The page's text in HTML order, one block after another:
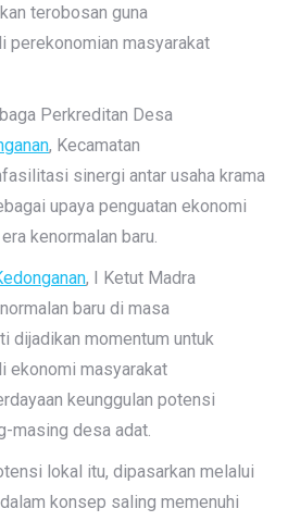
terobosan guna
perekonomian masyarakat
Perkreditan Desa
, Kecamatan
sinergi antar usaha krama
upaya penguatan ekonomi
kenormalan baru.
, I Ketut Madra
baru di masa
dijadikan momentum untuk
ekonomi masyarakat
keunggulan potensi
masing desa adat.
lokal itu, dipasarkan melalui
konsep saling memenuhi